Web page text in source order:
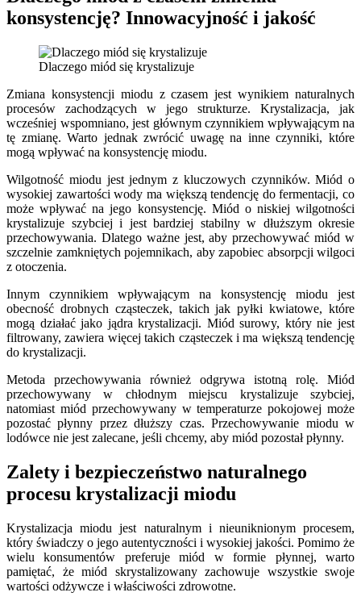
konsystencję? Innowacyjność i jakość
Dlaczego miód się krystalizuje
Zmiana konsystencji miodu z czasem jest wynikiem naturalnych
procesów zachodzących w jego strukturze. Krystalizacja, jak
wcześniej wspomniano, jest głównym czynnikiem wpływającym na
tę zmianę. Warto jednak zwrócić uwagę na inne czynniki, które
mogą wpływać na konsystencję miodu.
Wilgotność miodu jest jednym z kluczowych czynników. Miód o
wysokiej zawartości wody ma większą tendencję do fermentacji, co
może wpływać na jego konsystencję. Miód o niskiej wilgotności
krystalizuje szybciej i jest bardziej stabilny w dłuższym okresie
przechowywania. Dlatego ważne jest, aby przechowywać miód w
szczelnie zamkniętych pojemnikach, aby zapobiec absorpcji wilgoci
z otoczenia.
Innym czynnikiem wpływającym na konsystencję miodu jest
obecność drobnych cząsteczek, takich jak pyłki kwiatowe, które
mogą działać jako jądra krystalizacji. Miód surowy, który nie jest
filtrowany, zawiera więcej takich cząsteczek i ma większą tendencję
do krystalizacji.
Metoda przechowywania również odgrywa istotną rolę. Miód
przechowywany w chłodnym miejscu krystalizuje szybciej,
natomiast miód przechowywany w temperaturze pokojowej może
pozostać płynny przez dłuższy czas. Przechowywanie miodu w
lodówce nie jest zalecane, jeśli chcemy, aby miód pozostał płynny.
Zalety i bezpieczeństwo naturalnego
procesu krystalizacji miodu
Krystalizacja miodu jest naturalnym i nieuniknionym procesem,
który świadczy o jego autentyczności i wysokiej jakości. Pomimo że
wielu konsumentów preferuje miód w formie płynnej, warto
pamiętać, że miód skrystalizowany zachowuje wszystkie swoje
wartości odżywcze i właściwości zdrowotne.